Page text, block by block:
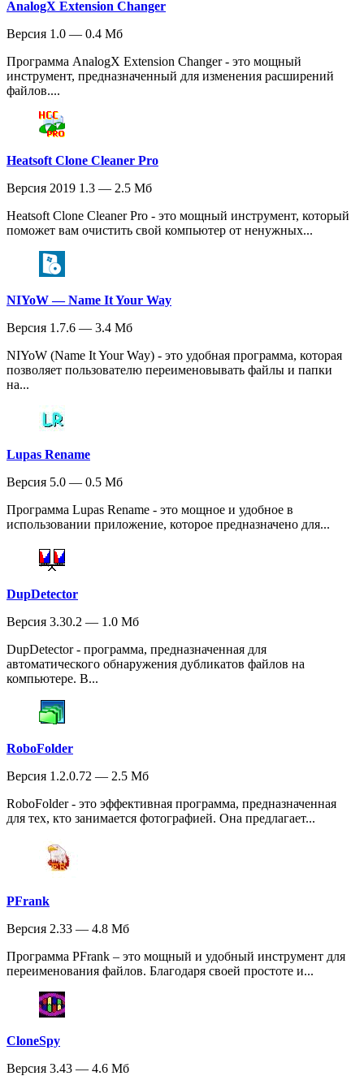
AnalogX Extension Changer
Версия 1.0 — 0.4 Мб
Программа AnalogX Extension Changer - это мощный
инструмент, предназначенный для изменения расширений
файлов....
Heatsoft Clone Cleaner Pro
Версия 2019 1.3 — 2.5 Мб
Heatsoft Clone Cleaner Pro - это мощный инструмент, который
поможет вам очистить свой компьютер от ненужных...
NIYoW — Name It Your Way
Версия 1.7.6 — 3.4 Мб
NIYoW (Name It Your Way) - это удобная программа, которая
позволяет пользователю переименовывать файлы и папки
на...
Lupas Rename
Версия 5.0 — 0.5 Мб
Программа Lupas Rename - это мощное и удобное в
использовании приложение, которое предназначено для...
DupDetector
Версия 3.30.2 — 1.0 Мб
DupDetector - программа, предназначенная для
автоматического обнаружения дубликатов файлов на
компьютере. В...
RoboFolder
Версия 1.2.0.72 — 2.5 Мб
RoboFolder - это эффективная программа, предназначенная
для тех, кто занимается фотографией. Она предлагает...
PFrank
Версия 2.33 — 4.8 Мб
Программа PFrank – это мощный и удобный инструмент для
переименования файлов. Благодаря своей простоте и...
CloneSpy
Версия 3.43 — 4.6 Мб